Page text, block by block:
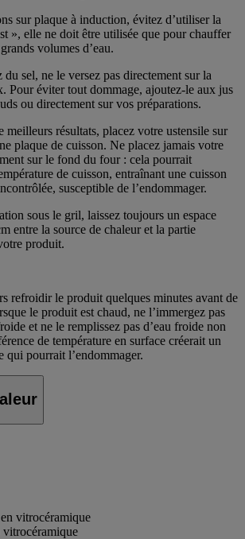
sur plaque à induction, évitez d’utiliser la
», elle ne doit être utilisée que pour chauffer
volumes d’eau.
sel, ne le versez pas directement sur la
Pour éviter tout dommage, ajoutez-le aux jus
ou directement sur vos préparations.
meilleurs résultats, placez votre ustensile sur
plaque de cuisson. Ne placez jamais votre
sur le fond du four : cela pourrait
de cuisson, entraînant une cuisson
susceptible de l’endommager.
sous le gril, laissez toujours un espace
entre la source de chaleur et la partie
produit.
refroidir le produit quelques minutes avant de
le produit est chaud, ne l’immergez pas
et ne le remplissez pas d’eau froide non
de température en surface créerait un
qui pourrait l’endommager.
vitrocéramique